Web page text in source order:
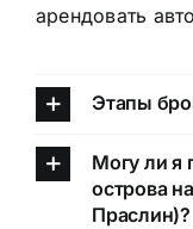
арендовать
Этапы
Могу ли я
острова
Праслин)?